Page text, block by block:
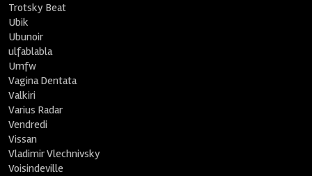
Trotsky Beat
Ubik
Ubunoir
ulfablabla
Umfw
Vagina Dentata
Valkiri
Varius Radar
Vendredi
Vissan
Vladimir Vlechnivsky
Voisindeville